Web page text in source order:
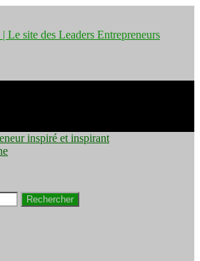
Pourquoi
inspiré et inspirant